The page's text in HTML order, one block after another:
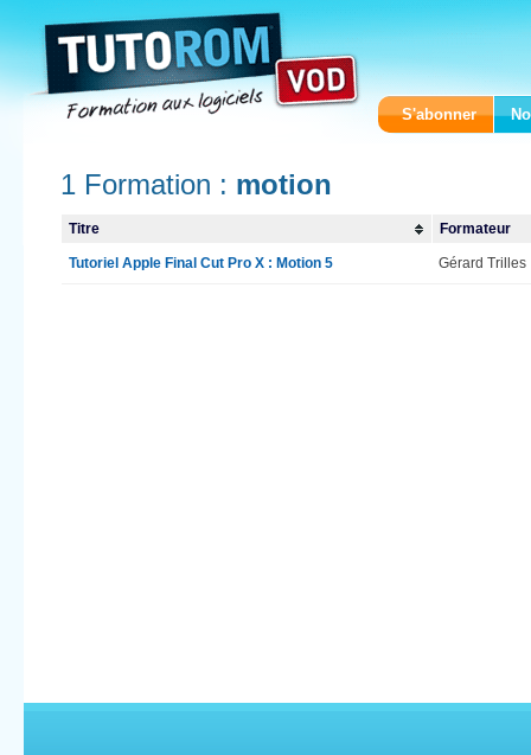
S'abonner
1 Formation : motion
Titre Formateur
Tutoriel Apple Final Cut Pro X : Motion 5 Gérard Trilles